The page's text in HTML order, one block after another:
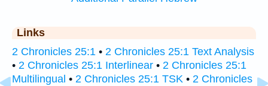
Links
2 Chronicles 25:1 • 2 Chronicles 25:1 Text Analysis
• 2 Chronicles 25:1 Interlinear • 2 Chronicles 25:1
Multilingual • 2 Chronicles 25:1 TSK • 2 Chronicles